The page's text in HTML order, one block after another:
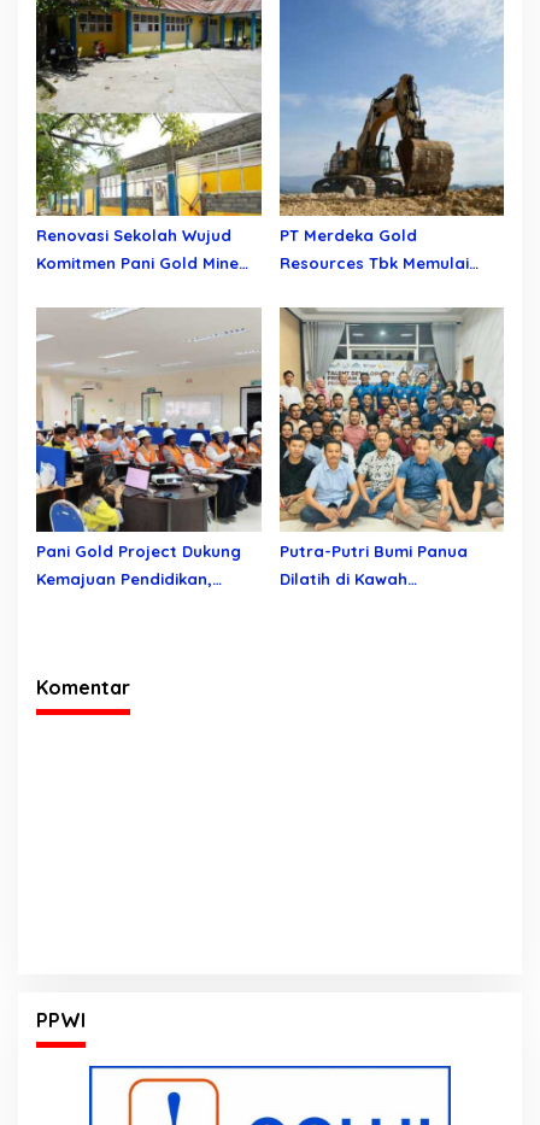
Renovasi Sekolah Wujud
Komitmen Pani Gold Mine
PT Merdeka Gold
Resources Tbk Memulai
Proyek Emas Pani
Pani Gold Project Dukung
Kemajuan Pendidikan,
Putra-Putri Bumi Panua
Dilatih di Kawah
Komentar
PPWI